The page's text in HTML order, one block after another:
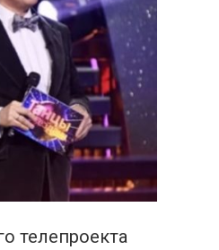
телепроекта